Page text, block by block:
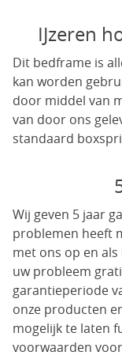
IJzeren
Dit bedframe is
kan worden
door middel van
van door ons
standaard
Wij geven 5 jaar
problemen heeft
met ons op en
uw probleem
garantieperiode
onze producten
mogelijk te laten
voorwaarden